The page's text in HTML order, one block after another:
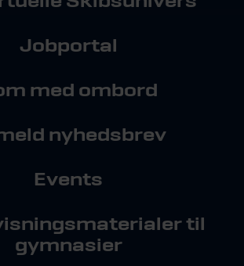
Jobportal
med ombord
nyhedsbrev
Events
til
gymnasier